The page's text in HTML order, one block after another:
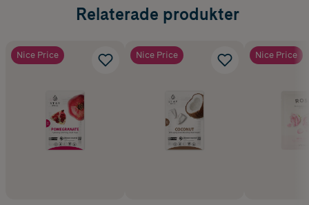
Relaterade produkter
Nice Price Nice Price Nice Price